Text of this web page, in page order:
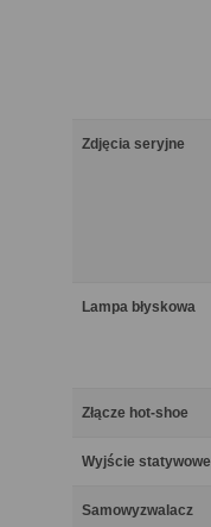
Zdjęcia seryjne
Lampa błyskowa
Złącze hot-shoe
Wyjście statywowe
Samowyzwalacz